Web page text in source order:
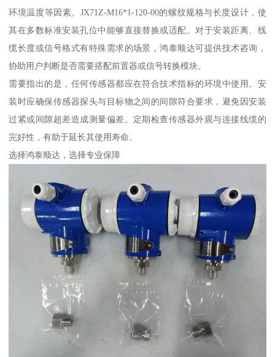
环境温度等因素。JX71Z-M16*1-120-00的螺纹规格与长度设计，使
其在多数标准安装孔位中能够直接替换或适配。对于安装距离、线
缆长度或信号格式有特殊需求的场景，鸿泰顺达可提供技术咨询，
协助用户判断是否需要搭配前置器或信号转换模块。
需要指出的是，任何传感器都应在符合技术指标的环境中使用。安
装时应确保传感器探头与目标物之间的间隙符合要求，避免因安装
过紧或间隙超差造成测量偏差。定期检查传感器外观与连接线缆的
完好性，有助于延长其使用寿命。
选择鸿泰顺达，选择专业保障